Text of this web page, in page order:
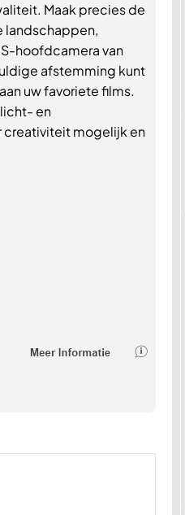
Maak precies de
landschappen,
hoofdcamera van
afstemming kunt
uw favoriete films.
en
creativiteit mogelijk en